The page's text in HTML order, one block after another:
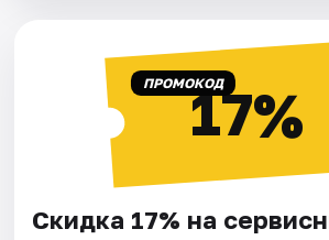
ПРОМОКОД17%
Скидка 17% на